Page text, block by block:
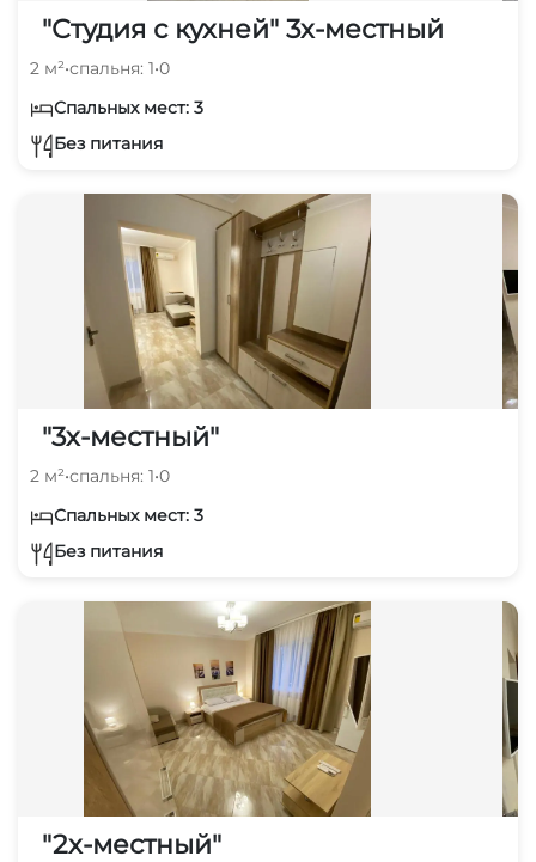
"Студия с кухней" 3х-местный
2 м²•спальня: 1•0
Спальных мест: 3
Без питания
"3х-местный"
2 м²•спальня: 1•0
Спальных мест: 3
Без питания
"2х-местный"